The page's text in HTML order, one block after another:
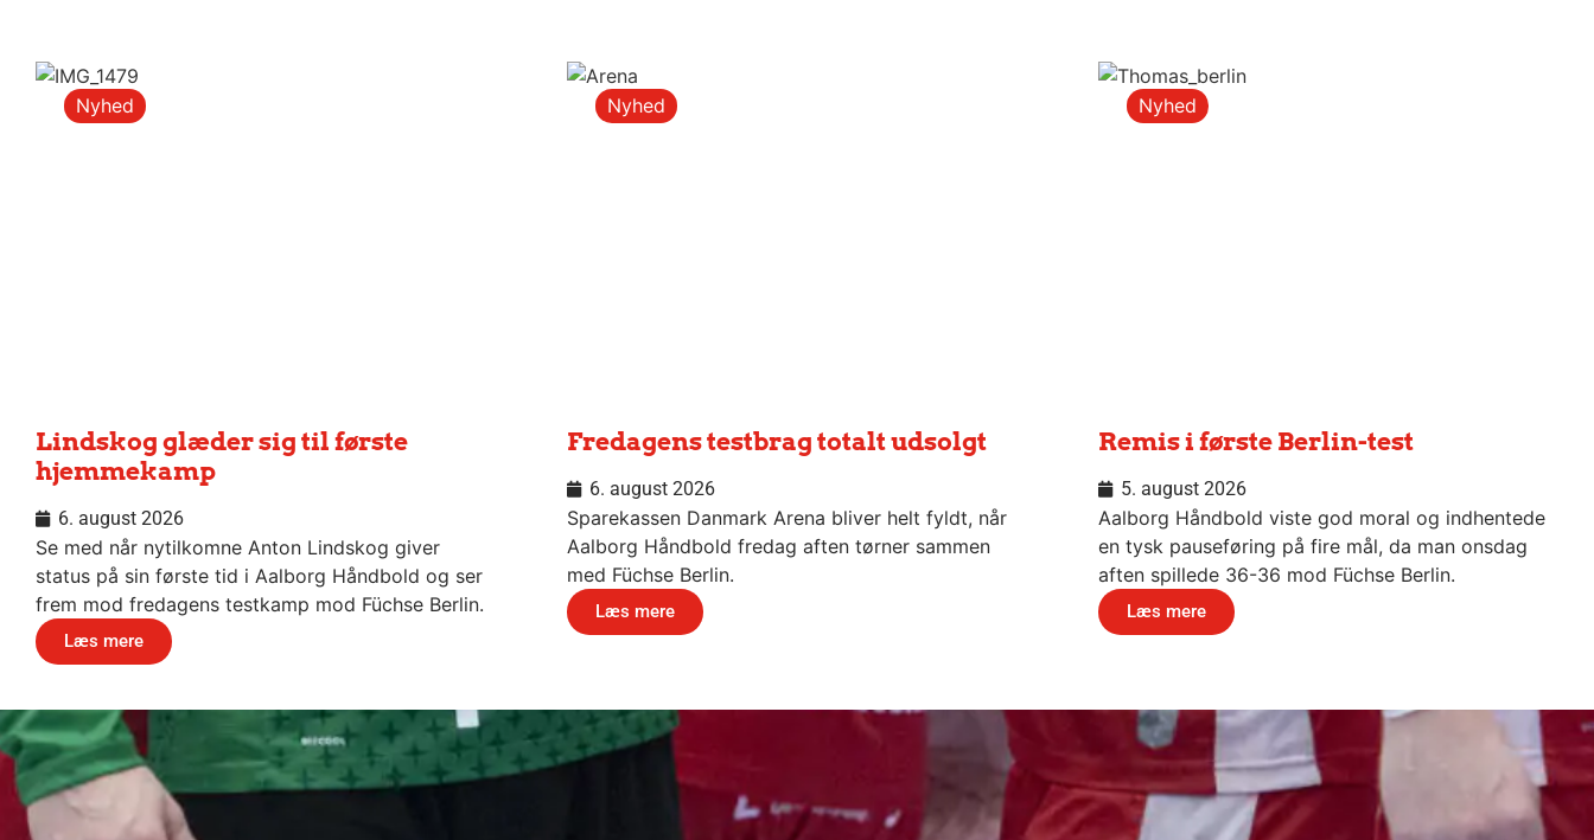
Nyhed
Lindskog glæder sig til første
hjemmekamp
6. august 2026
Se med når nytilkomne Anton Lindskog giver
status på sin første tid i Aalborg Håndbold og ser
frem mod fredagens testkamp mod Füchse Berlin.
Læs mere
Nyhed
Fredagens testbrag totalt udsolgt
6. august 2026
Sparekassen Danmark Arena bliver helt fyldt, når
Aalborg Håndbold fredag aften tørner sammen
med Füchse Berlin.
Læs mere
Nyhed
Remis i første Berlin-test
5. august 2026
Aalborg Håndbold viste god moral og indhentede
en tysk pauseføring på fire mål, da man onsdag
aften spillede 36-36 mod Füchse Berlin.
Læs mere